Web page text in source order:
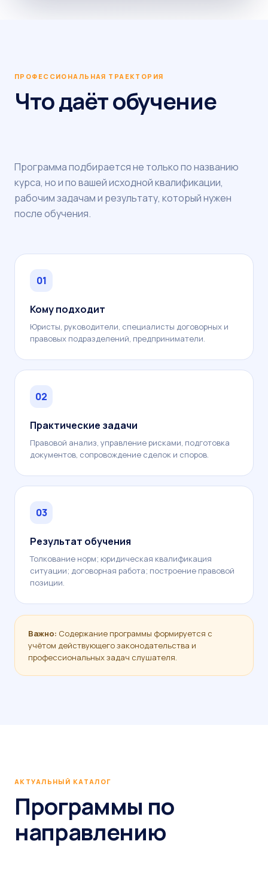
ПРОФЕССИОНАЛЬНАЯ ТРАЕКТОРИЯ
Что даёт обучение
Программа подбирается не только по названию
курса, но и по вашей исходной квалификации,
рабочим задачам и результату, который нужен
после обучения.
01
Кому подходит
Юристы, руководители, специалисты договорных и
правовых подразделений, предприниматели.
02
Практические задачи
Правовой анализ, управление рисками, подготовка
документов, сопровождение сделок и споров.
03
Результат обучения
Толкование норм; юридическая квалификация
ситуации; договорная работа; построение правовой
позиции.
Важно: Содержание программы формируется с
учётом действующего законодательства и
профессиональных задач слушателя.
АКТУАЛЬНЫЙ КАТАЛОГ
Программы по
направлению